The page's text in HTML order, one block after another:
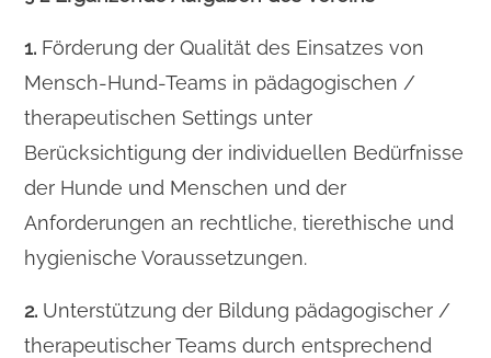
1. Förderung der Qualität des Einsatzes von
Mensch-Hund-Teams in pädagogischen /
therapeutischen Settings unter
Berücksichtigung der individuellen Bedürfnisse
der Hunde und Menschen und der
Anforderungen an rechtliche, tierethische und
hygienische Voraussetzungen.
2. Unterstützung der Bildung pädagogischer /
therapeutischer Teams durch entsprechend